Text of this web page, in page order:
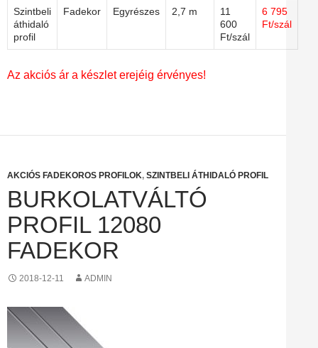
Szintbeli
áthidaló
profil
Fadekor Egyrészes 2,7 m
11
600
Ft/szál
6 795
Ft/szál
Az akciós ár a készlet erejéig érvényes!
AKCIÓS FADEKOROS PROFILOK, SZINTBELI ÁTHIDALÓ PROFIL
BURKOLATVÁLTÓ
PROFIL 12080
FADEKOR
2018-12-11 ADMIN